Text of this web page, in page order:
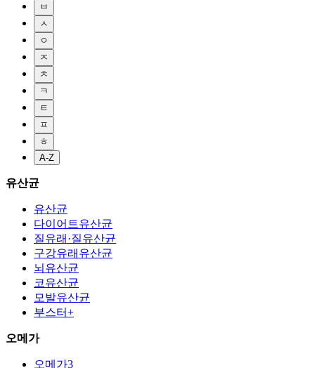
ㅂ
ㅅ
ㅇ
ㅈ
ㅊ
ㅋ
ㅌ
ㅍ
ㅎ
A-Z
유산균
유산균
다이어트유산균
질유래·질유산균
구강유래유산균
뇌유산균
코유산균
모발유산균
부스터+
오메가
오메가3